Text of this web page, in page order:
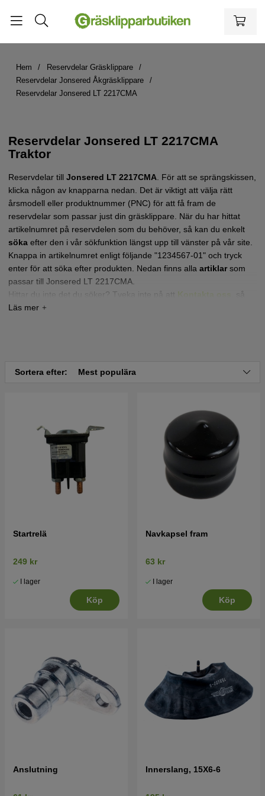
Hem
Reservdelar Gräsklippare
Reservdelar Jonsered Åkgräsklippare
Reservdelar Jonsered LT 2217CMA
Reservdelar Jonsered LT 2217CMA
Traktor
Reservdelar till Jonsered LT 2217CMA. För att se sprängskissen,
klicka någon av knapparna nedan. Det är viktigt att välja rätt
årsmodell eller produktnummer (PNC) för att få fram de
reservdelar som passar just din gräsklippare. När du har hittat
artikelnumret på reservdelen som du behöver, så kan du enkelt
söka efter den i vår sökfunktion längst upp till vänster på vår site.
Knappa in artikelnumret enligt följande "1234567-01" och tryck
enter för att söka efter produkten. Nedan finns alla artiklarsom
passar till Jonsered LT 2217CMA.
Hittar du inte det du söker? Tveka inte på att Kontakta oss
så
hjälper vi dig!
Tryck här för sprängskiss och reservdelslista till
Jonsered LT2217 CMA 2007-05 (96061019601)
Jonsered LT2217 CMA 2007-09 (96061019602)
Tryck här för sprängskiss och reservdelslista till
Jonsered LT2217 CMA 2008-01 (96061019603)
Tryck här för sprängskiss och reservdelslista till
Jonsered LT2217 CMA 2007-01 (96061019700)
Tryck här för sprängskiss och reservdelslista till
Jonsered LT2217 CMA 2008-02 (96061019703)
Jonsered LT2217 CMA 2009-01 (96061023900)
Tryck här för sprängskiss och reservdelslista till
Jonsered LT2217 CMA 2010-01 (96061027200)
Tryck här för sprängskiss och reservdelslista till
Jonsered LT2217 CMA 2010-01 (96061027300)
Tryck här för sprängskiss och reservdelslista till
Sortera efter: Mest populära
Startrelä
249 kr
I lager
Köp
Navkapsel fram
63 kr
I lager
Köp
Anslutning Innerslang, 15X6-6